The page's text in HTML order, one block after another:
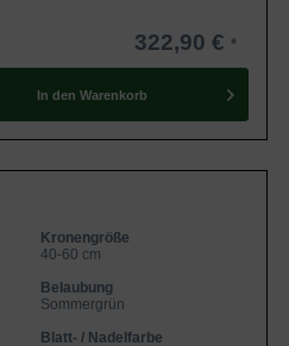
322,90 €
In den Warenkorb
Kronengröße
40-60 cm
Belaubung
Sommergrün
Blatt- / Nadelfarbe